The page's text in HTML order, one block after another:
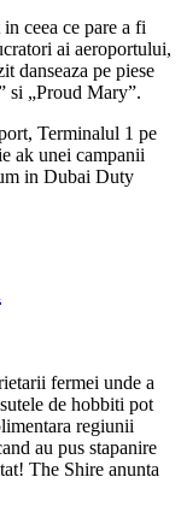
ceea ce pare a fi
ai aeroportului,
danseaza pe piese
si „Proud Mary”.
Terminalul 1 pe
ak unei campanii
in Dubai Duty
fermei unde a
de hobbiti pot
regiunii
au pus stapanire
The Shire anunta